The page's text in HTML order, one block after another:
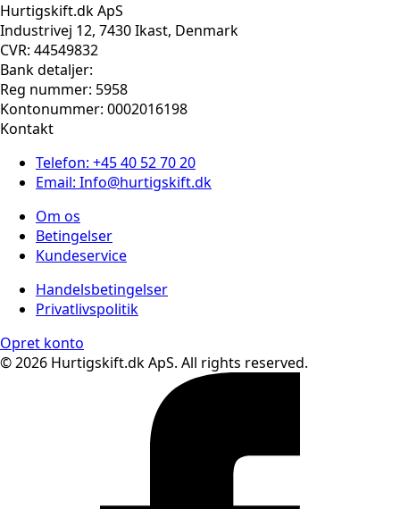
Hurtigskift.dk ApS
Industrivej 12, 7430 Ikast, Denmark
CVR: 44549832
Bank detaljer:
Reg nummer: 5958
Kontonummer: 0002016198
Kontakt
Telefon: +45 40 52 70 20
Email: Info@hurtigskift.dk
Om os
Betingelser
Kundeservice
Handelsbetingelser
Privatlivspolitik
Opret konto
© 2026 Hurtigskift.dk ApS. All rights reserved.